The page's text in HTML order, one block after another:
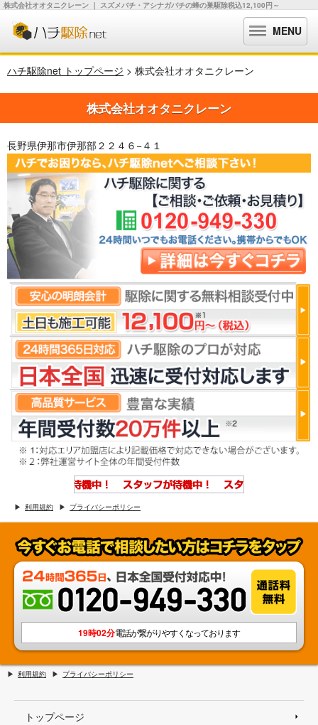
株式会社オオタニクレーン ｜ スズメバチ・アシナガバチの蜂の巣駆除税込12,100円～
MENU
ハチ駆除net トップページ > 株式会社オオタニクレーン
株式会社オオタニクレーン
長野県伊那市伊那部２２４６−４１
利用規約 プライバシーポリシー
19時02分電話が繋がりやすくなっております
利用規約 プライバシーポリシー
トップページ